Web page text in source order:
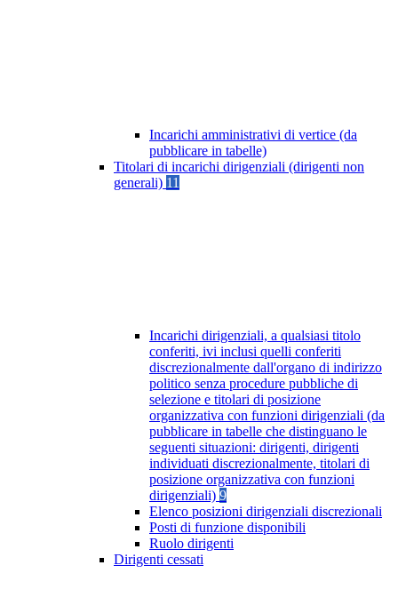
Incarichi amministrativi di vertice (da
pubblicare in tabelle)
Titolari di incarichi dirigenziali (dirigenti non
generali) 11
Incarichi dirigenziali, a qualsiasi titolo
conferiti, ivi inclusi quelli conferiti
discrezionalmente dall'organo di indirizzo
politico senza procedure pubbliche di
selezione e titolari di posizione
organizzativa con funzioni dirigenziali (da
pubblicare in tabelle che distinguano le
seguenti situazioni: dirigenti, dirigenti
individuati discrezionalmente, titolari di
posizione organizzativa con funzioni
dirigenziali) 9
Elenco posizioni dirigenziali discrezionali
Posti di funzione disponibili
Ruolo dirigenti
Dirigenti cessati